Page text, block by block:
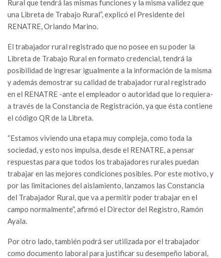
Rural que tendrá las mismas funciones y la misma validez que
una Libreta de Trabajo Rural”, explicó el Presidente del
RENATRE, Orlando Marino.
El trabajador rural registrado que no posee en su poder la
Libreta de Trabajo Rural en formato credencial, tendrá la
posibilidad de ingresar igualmente a la información de la misma
y además demostrar su calidad de trabajador rural registrado
en el RENATRE -ante el empleador o autoridad que lo requiera-
a través de la Constancia de Registración, ya que ésta contiene
el código QR de la Libreta.
“Estamos viviendo una etapa muy compleja, como toda la
sociedad, y esto nos impulsa, desde el RENATRE, a pensar
respuestas para que todos los trabajadores rurales puedan
trabajar en las mejores condiciones posibles. Por este motivo, y
por las limitaciones del aislamiento, lanzamos las Constancia
del Trabajador Rural, que va a permitir poder trabajar en el
campo normalmente”, afirmó el Director del Registro, Ramón
Ayala.
Por otro lado, también podrá ser utilizada por el trabajador
como documento laboral para justificar su desempeño laboral,